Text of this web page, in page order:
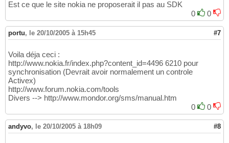
Est ce que le site nokia ne proposerait il pas au SDK
0
0
portu, le 20/10/2005 à 15h45 #7
Voila déja ceci :
http://www.nokia.fr/index.php?content_id=4496 6210 pour
synchronisation (Devrait avoir normalement un controle
Activex)
http://www.forum.nokia.com/tools
Divers --> http://www.mondor.org/sms/manual.htm
0
0
andyvo, le 20/10/2005 à 18h09 #8